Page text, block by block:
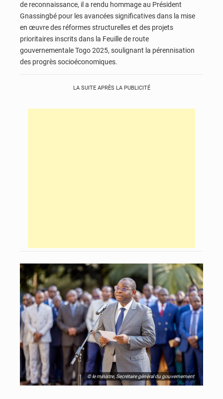
de reconnaissance, il a rendu hommage au Président
Gnassingbé pour les avancées significatives dans la mise
en œuvre des réformes structurelles et des projets
prioritaires inscrits dans la Feuille de route
gouvernementale Togo 2025, soulignant la pérennisation
des progrès socioéconomiques.
LA SUITE APRÈS LA PUBLICITÉ
© le ministre, Secrétaire général du gouvernement